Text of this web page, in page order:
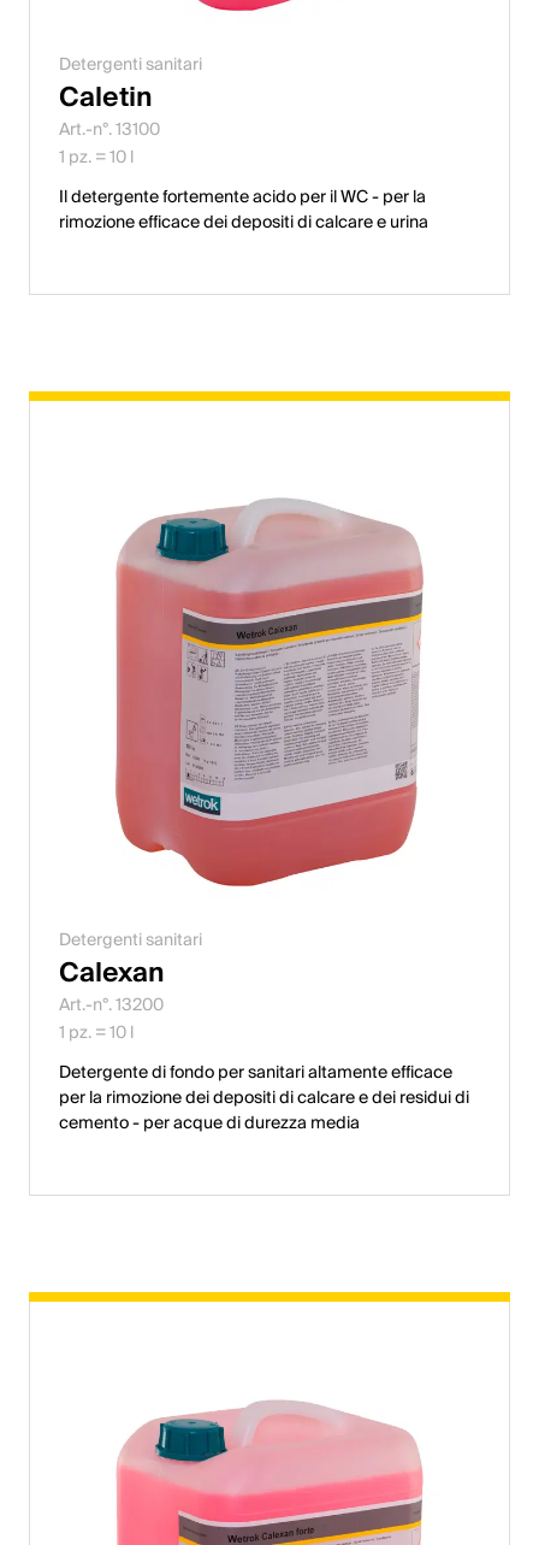
Detergenti sanitari
Caletin
Art.-n°. 13100
1 pz. = 10 l
Il detergente fortemente acido per il WC - per la
rimozione efficace dei depositi di calcare e urina
Detergenti sanitari
Calexan
Art.-n°. 13200
1 pz. = 10 l
Detergente di fondo per sanitari altamente efficace
per la rimozione dei depositi di calcare e dei residui di
cemento - per acque di durezza media